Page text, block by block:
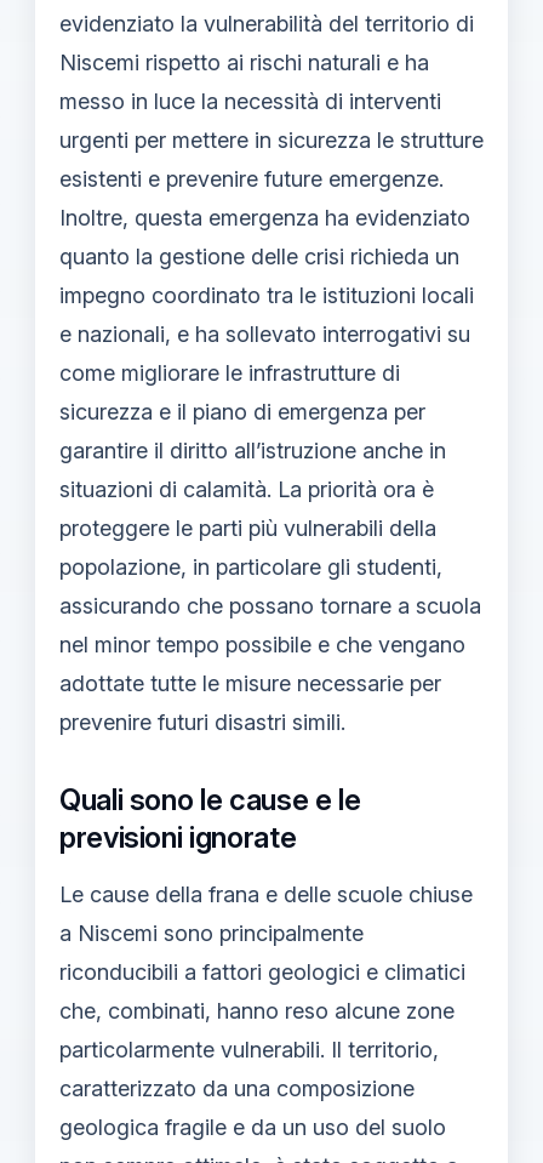
evidenziato la vulnerabilità del territorio di
Niscemi rispetto ai rischi naturali e ha
messo in luce la necessità di interventi
urgenti per mettere in sicurezza le strutture
esistenti e prevenire future emergenze.
Inoltre, questa emergenza ha evidenziato
quanto la gestione delle crisi richieda un
impegno coordinato tra le istituzioni locali
e nazionali, e ha sollevato interrogativi su
come migliorare le infrastrutture di
sicurezza e il piano di emergenza per
garantire il diritto all’istruzione anche in
situazioni di calamità. La priorità ora è
proteggere le parti più vulnerabili della
popolazione, in particolare gli studenti,
assicurando che possano tornare a scuola
nel minor tempo possibile e che vengano
adottate tutte le misure necessarie per
prevenire futuri disastri simili.
Quali sono le cause e le
previsioni ignorate
Le cause della frana e delle scuole chiuse
a Niscemi sono principalmente
riconducibili a fattori geologici e climatici
che, combinati, hanno reso alcune zone
particolarmente vulnerabili. Il territorio,
caratterizzato da una composizione
geologica fragile e da un uso del suolo